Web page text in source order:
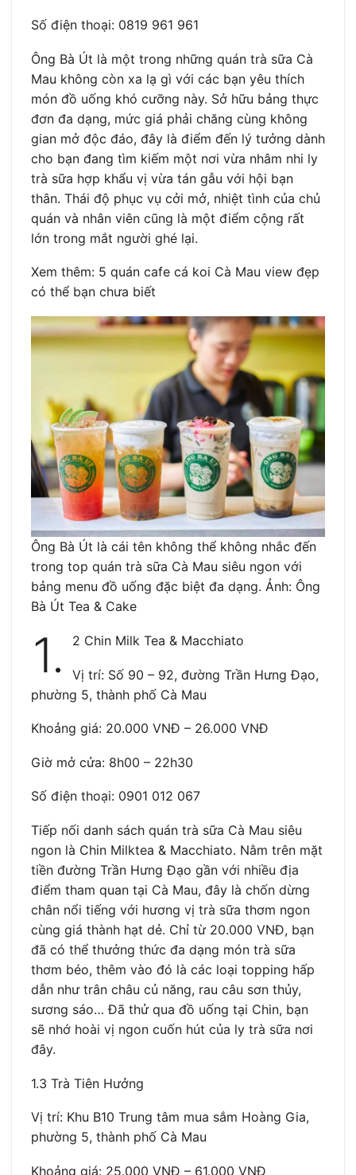
Số điện thoại: 0819 961 961
Ông Bà Út là một trong những quán trà sữa Cà
Mau không còn xa lạ gì với các bạn yêu thích
món đồ uống khó cưỡng này. Sở hữu bảng thực
đơn đa dạng, mức giá phải chăng cùng không
gian mở độc đáo, đây là điểm đến lý tưởng dành
cho bạn đang tìm kiếm một nơi vừa nhâm nhi ly
trà sữa hợp khẩu vị vừa tán gẫu với hội bạn
thân. Thái độ phục vụ cởi mở, nhiệt tình của chủ
quán và nhân viên cũng là một điểm cộng rất
lớn trong mắt người ghé lại.
Xem thêm: 5 quán cafe cá koi Cà Mau view đẹp
có thể bạn chưa biết
Ông Bà Út là cái tên không thể không nhắc đến
trong top quán trà sữa Cà Mau siêu ngon với
bảng menu đồ uống đặc biệt đa dạng. Ảnh: Ông
Bà Út Tea & Cake
1. 2 Chin Milk Tea & Macchiato
Vị trí: Số 90 – 92, đường Trần Hưng Đạo,
phường 5, thành phố Cà Mau
Khoảng giá: 20.000 VNĐ – 26.000 VNĐ
Giờ mở cửa: 8h00 – 22h30
Số điện thoại: 0901 012 067
Tiếp nối danh sách quán trà sữa Cà Mau siêu
ngon là Chin Milktea & Macchiato. Nằm trên mặt
tiền đường Trần Hưng Đạo gần với nhiều địa
điểm tham quan tại Cà Mau, đây là chốn dừng
chân nổi tiếng với hương vị trà sữa thơm ngon
cùng giá thành hạt dẻ. Chỉ từ 20.000 VNĐ, bạn
đã có thể thưởng thức đa dạng món trà sữa
thơm béo, thêm vào đó là các loại topping hấp
dẫn như trân châu củ năng, rau câu sơn thủy,
sương sáo… Đã thử qua đồ uống tại Chin, bạn
sẽ nhớ hoài vị ngon cuốn hút của ly trà sữa nơi
đây.
1.3 Trà Tiên Hưởng
Vị trí: Khu B10 Trung tâm mua sắm Hoàng Gia,
phường 5, thành phố Cà Mau
Khoảng giá: 25.000 VNĐ – 61.000 VNĐ